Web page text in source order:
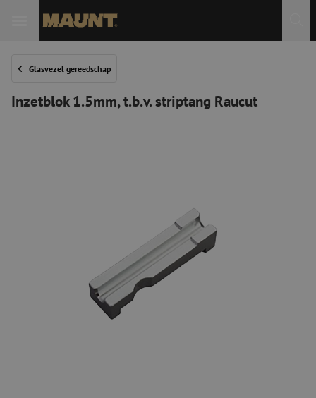
Glasvezel gereedschap
Inzetblok 1.5mm, t.b.v. striptang Raucut